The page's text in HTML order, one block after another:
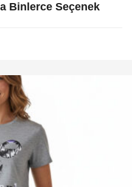
Binlerce Seçenek